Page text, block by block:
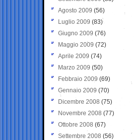
Agosto 2009 (56)
Luglio 2009 (83)
Giugno 2009 (76)
Maggio 2009 (72)
Aprile 2009 (74)
Marzo 2009 (50)
Febbraio 2009 (69)
Gennaio 2009 (70)
Dicembre 2008 (75)
Novembre 2008 (77)
Ottobre 2008 (67)
Settembre 2008 (56)